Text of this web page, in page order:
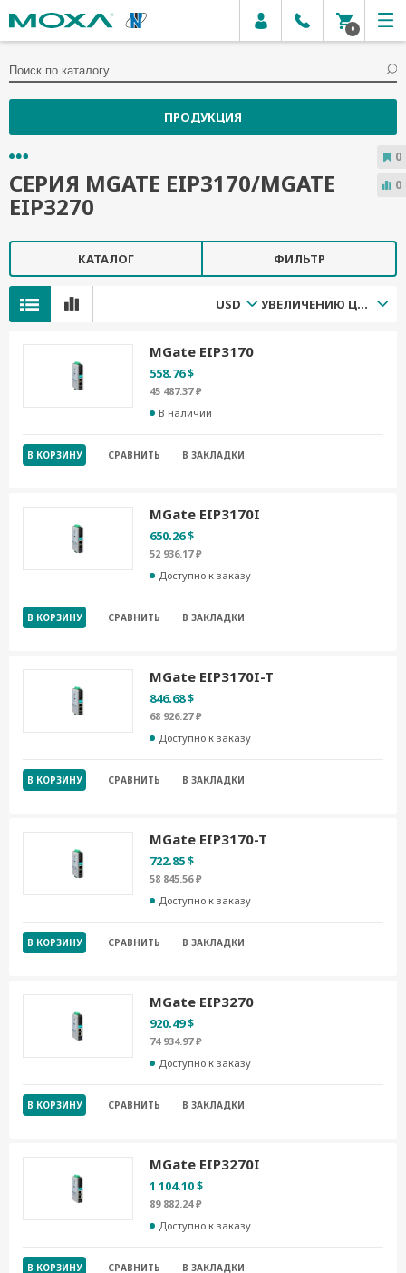
0
ПРОДУКЦИЯ
СЕРИЯ MGATE EIP3170/MGATE
EIP3270
КАТАЛОГ ФИЛЬТР
USD УВЕЛИЧЕНИЮ ЦЕНЫ
MGate EIP3170
558.76 $
45 487.37 ₽
В наличии
В КОРЗИНУ СРАВНИТЬ В ЗАКЛАДКИ
MGate EIP3170I
650.26 $
52 936.17 ₽
Доступно к заказу
В КОРЗИНУ СРАВНИТЬ В ЗАКЛАДКИ
MGate EIP3170I-T
846.68 $
68 926.27 ₽
Доступно к заказу
В КОРЗИНУ СРАВНИТЬ В ЗАКЛАДКИ
MGate EIP3170-T
722.85 $
58 845.56 ₽
Доступно к заказу
В КОРЗИНУ СРАВНИТЬ В ЗАКЛАДКИ
MGate EIP3270
920.49 $
74 934.97 ₽
Доступно к заказу
В КОРЗИНУ СРАВНИТЬ В ЗАКЛАДКИ
MGate EIP3270I
1 104.10 $
89 882.24 ₽
Доступно к заказу
В КОРЗИНУ СРАВНИТЬ В ЗАКЛАДКИ
0
0